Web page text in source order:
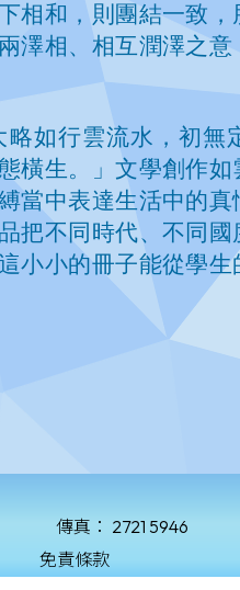
傳真： 2721 5946
免責條款